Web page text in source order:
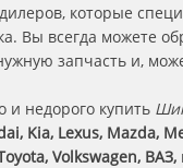
которые
Вы всегда можете
запчасть и,
и недорого купить
Kia, Lexus, Mazda,
Volkswagen, ВАЗ,